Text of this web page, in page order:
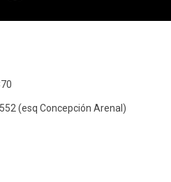
(esq Concepción Arenal)